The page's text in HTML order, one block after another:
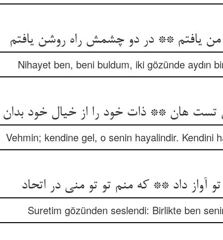
یافتم ** در دو چشمش راه روشن یافتم‏
Nihayet ben, beni buldum, iki gözünde aydın
هان ** ذات خود را از خیال خود بدان‏
Vehmin; kendine gel, o senin hayalindir. Kendini
آواز داد ** که منم تو تو منی در اتحاد
Suretim gözünden seslendi: Birlikte ben